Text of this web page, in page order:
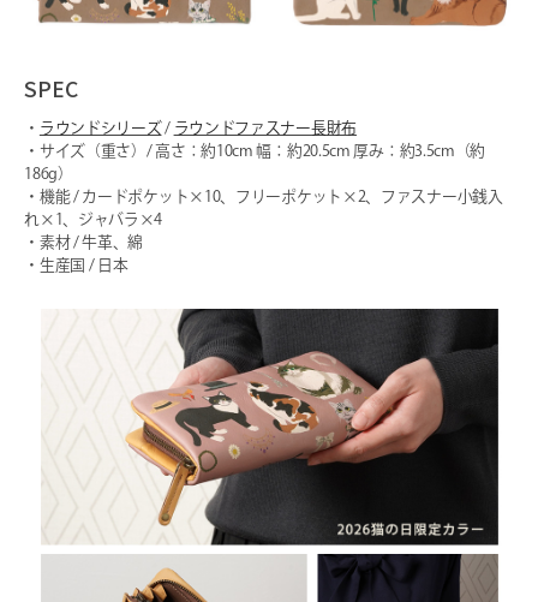
SPEC
・ ラウンドシリーズ/ ラウンドファスナー長財布
・サイズ（重さ）/ 高さ：約10cm 幅：約20.5cm 厚み：約3.5cm（約
186g）
・機能 / カードポケット×10、フリーポケット×2、ファスナー小銭入
れ×1、ジャバラ×4
・素材 / 牛革、綿
・生産国 / 日本